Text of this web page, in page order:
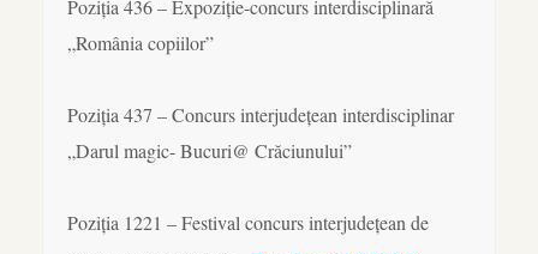
Poziția 436 – Expoziție-concurs interdisciplinară
„România copiilor”
Poziția 437 – Concurs interjudețean interdisciplinar
„Darul magic- Bucuri@ Crăciunului”
Poziția 1221 – Festival concurs interjudețean de